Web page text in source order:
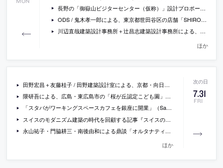
長野の「御嶽山ビジターセンター（仮称）」設計プロポーザルの結果
ODS / 鬼木孝一郎による、東京都世田谷区の店舗「SHIRO 玉川髙島屋S・C店」
川辺直哉建築設計事務所＋辻昌志建築設計事務所による、東京・武蔵野市の集合住宅「吉祥寺の家」
ほか
7.31
FRI
田野宏昌＋友藤桂子 / 田野建築設計室による、京都・向日市の住宅「西向日の家」
隈研吾による、広島・東広島市の「桜が丘認定こども園」の写真
「スタバがワーキングスペースカフェを銀座に開業」（SankeiBiz）
スイスのモダニズム建築の時代を回顧する記事『スイスのミニマルハウスが「ソ連的」と見なされたころ』
永山祐子・門脇耕三・南後由和による鼎談「オルタナティブ・トイレが可能にする豊かさ 」
ほか